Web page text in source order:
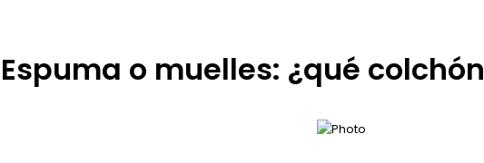
Espuma o muelles: ¿qué